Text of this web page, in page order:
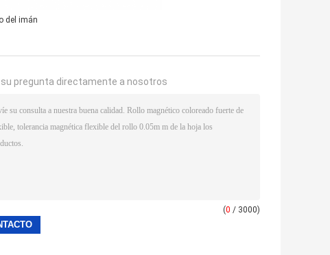
del imán
su pregunta directamente a nosotros
(0 / 3000)